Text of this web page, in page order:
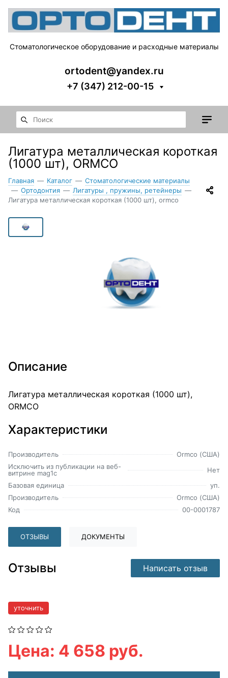
Стоматологическое оборудование и расходные материалы
ortodent@yandex.ru
+7 (347) 212-00-15
Лигатура металлическая короткая
(1000 шт), ORMCO
Главная — Каталог — Стоматологические материалы
— Ортодонтия — Лигатуры , пружины, ретейнеры —
Лигатура металлическая короткая (1000 шт), ormco
Описание
Лигатура металлическая короткая (1000 шт),
ORMCO
Характеристики
Производитель
Ormco (США)
Исключить из публикации на веб-
витрине mag1c
Нет
Базовая единица
уп.
Производитель
Ormco (США)
Код
00-0001787
ОТЗЫВЫ ДОКУМЕНТЫ
Отзывы Написать отзыв
уточнить
Цена: 4 658 руб.